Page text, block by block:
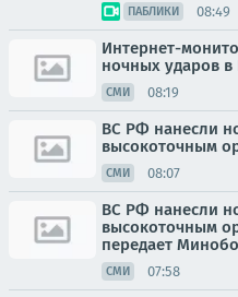
ПАБЛИКИ 08:49
Интернет-
ночных ударов
СМИ 08:19
ВС РФ нанесли
высокоточным
СМИ 08:07
ВС РФ нанесли
высокоточным
передает
СМИ 07:58